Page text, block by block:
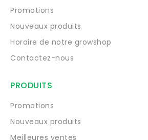
Promotions
Nouveaux produits
Horaire de notre growshop
Contactez-nous
PRODUITS
Promotions
Nouveaux produits
Meilleures ventes